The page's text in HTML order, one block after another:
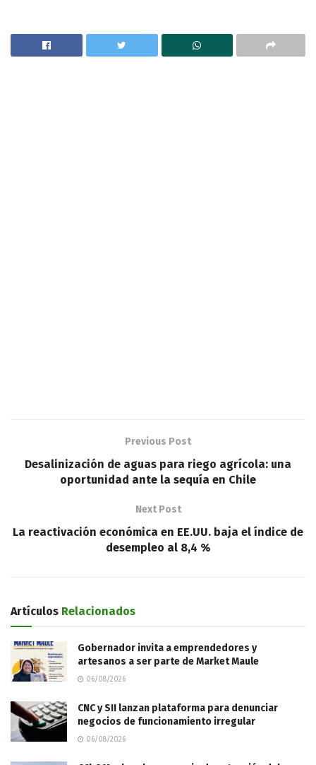
Previous Post
Desalinización de aguas para riego agrícola: una
oportunidad ante la sequía en Chile
Next Post
La reactivación económica en EE.UU. baja el índice de
desempleo al 8,4 %
Artículos Relacionados
Gobernador invita a emprendedores y
artesanos a ser parte de Market Maule
06/08/2026
CNC y SII lanzan plataforma para denunciar
negocios de funcionamiento irregular
06/08/2026